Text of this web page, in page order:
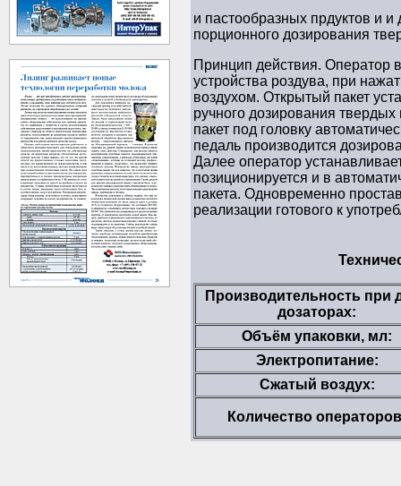
и пастообразных прдуктов и
порционного дозирования
Принцип действия. Оператор
устройства роздува, при
воздухом. Открытый пакет
ручного дозирования
пакет под головку
педаль производится
Далее оператор
позиционируется и в
пакета. Одновременно
реализации готового к
Производительность при
дозаторах:
Объём упаковки, мл:
Электропитание:
Сжатый воздух:
Количество